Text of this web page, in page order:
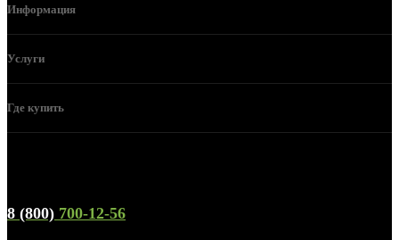
Информация
Услуги
Где купить
8 (800) 700-12-56